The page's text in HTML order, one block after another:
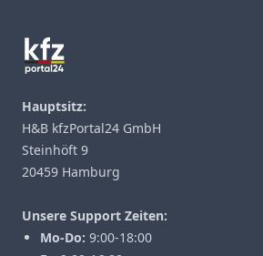
Hauptsitz:
H&B kfzPortal24 GmbH
Steinhöft 9
20459 Hamburg
Unsere Support Zeiten:
Mo-Do: 9:00-18:00